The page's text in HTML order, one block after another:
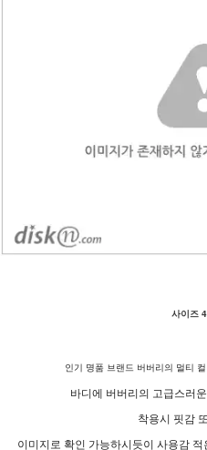
사이즈
인기 명품 브랜드 버버리의 멀티
바디에 버버리의 고급스러
착용시 핏감
이미지로 확인 가능하시듯이 사용감